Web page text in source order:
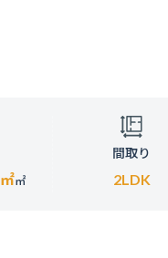
㎡㎡
間取り
2LDK